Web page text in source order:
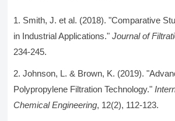
Smith, J. et al. (2018). "Comparative
in Industrial Applications."Journal of
234-245.
Johnson, L. & Brown, K. (2019).
Polypropylene Filtration Technology."
Chemical Engineering, 12(2), 112-123.